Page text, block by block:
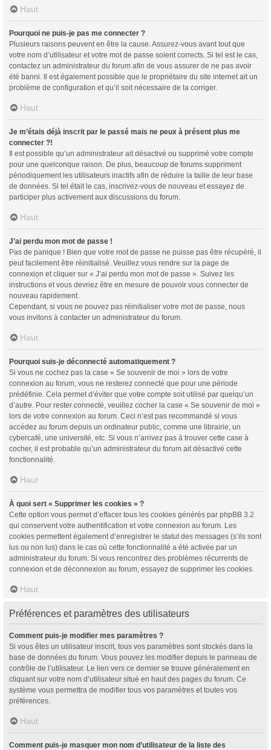
Haut
Pourquoi ne puis-je pas me connecter ?
Plusieurs raisons peuvent en être la cause. Assurez-vous avant tout que
votre nom d’utilisateur et votre mot de passe soient corrects. Si tel est le cas,
contactez un administrateur du forum afin de vous assurer de ne pas avoir
été banni. Il est également possible que le propriétaire du site internet ait un
problème de configuration et qu’il soit nécessaire de la corriger.
Haut
Je m’étais déjà inscrit par le passé mais ne peux à présent plus me
connecter ?!
Il est possible qu’un administrateur ait désactivé ou supprimé votre compte
pour une quelconque raison. De plus, beaucoup de forums suppriment
périodiquement les utilisateurs inactifs afin de réduire la taille de leur base
de données. Si tel était le cas, inscrivez-vous de nouveau et essayez de
participer plus activement aux discussions du forum.
Haut
J’ai perdu mon mot de passe !
Pas de panique ! Bien que votre mot de passe ne puisse pas être récupéré, il
peut facilement être réinitialisé. Veuillez vous rendre sur la page de
connexion et cliquer sur « J’ai perdu mon mot de passe ». Suivez les
instructions et vous devriez être en mesure de pouvoir vous connecter de
nouveau rapidement.
Cependant, si vous ne pouvez pas réinitialiser votre mot de passe, nous
vous invitons à contacter un administrateur du forum.
Haut
Pourquoi suis-je déconnecté automatiquement ?
Si vous ne cochez pas la case « Se souvenir de moi » lors de votre
connexion au forum, vous ne resterez connecté que pour une période
prédéfinie. Cela permet d’éviter que votre compte soit utilisé par quelqu’un
d’autre. Pour rester connecté, veuillez cocher la case « Se souvenir de moi »
lors de votre connexion au forum. Ceci n’est pas recommandé si vous
accédez au forum depuis un ordinateur public, comme une librairie, un
cybercafé, une université, etc. Si vous n’arrivez pas à trouver cette case à
cocher, il est probable qu’un administrateur du forum ait désactivé cette
fonctionnalité.
Haut
À quoi sert « Supprimer les cookies » ?
Cette option vous permet d’effacer tous les cookies générés par phpBB 3.2
qui conservent votre authentification et votre connexion au forum. Les
cookies permettent également d’enregistrer le statut des messages (s’ils sont
lus ou non lus) dans le cas où cette fonctionnalité a été activée par un
administrateur du forum. Si vous rencontrez des problèmes récurrents de
connexion et de déconnexion au forum, essayez de supprimer les cookies.
Haut
Préférences et paramètres des utilisateurs
Comment puis-je modifier mes paramètres ?
Si vous êtes un utilisateur inscrit, tous vos paramètres sont stockés dans la
base de données du forum. Vous pouvez les modifier depuis le panneau de
contrôle de l’utilisateur. Le lien vers ce dernier se trouve généralement en
cliquant sur votre nom d’utilisateur situé en haut des pages du forum. Ce
système vous permettra de modifier tous vos paramètres et toutes vos
préférences.
Haut
Comment puis-je masquer mon nom d’utilisateur de la liste des